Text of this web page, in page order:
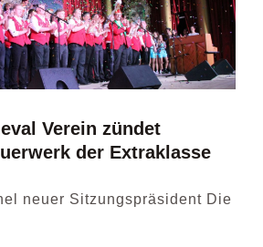
Verein zündet
der Extraklasse
neuer Sitzungspräsident Die